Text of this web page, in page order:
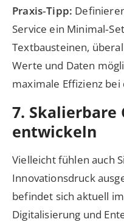
Praxis‑Tipp:
Service ein
Textbausteinen,
Werte und Daten
maximale Effizienz
7. Skalierbare
entwickeln
Vielleicht fühlen auch
Innovationsdruck
befindet sich aktuell
Digitalisierung und